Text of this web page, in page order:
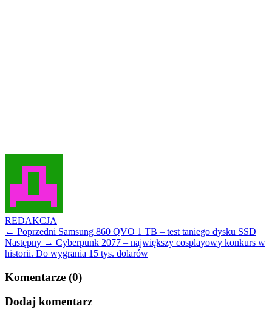
REDAKCJA
← Poprzedni Samsung 860 QVO 1 TB – test taniego dysku SSD
Następny → Cyberpunk 2077 – największy cosplayowy konkurs w
historii. Do wygrania 15 tys. dolarów
Komentarze (0)
Dodaj komentarz